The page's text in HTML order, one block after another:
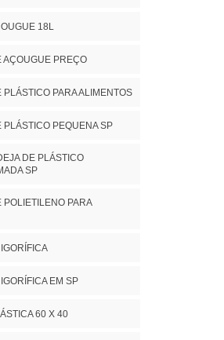
18L
AÇOUGUE PREÇO
PLÁSTICO PARA ALIMENTOS
PLÁSTICO PEQUENA SP
DE PLÁSTICO
SP
POLIETILENO PARA
EM SP
60 X 40